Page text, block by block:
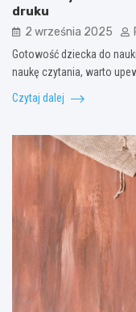
druku
2 września 2025
Gotowość dziecka do
naukę czytania, warto
Czytaj dalej